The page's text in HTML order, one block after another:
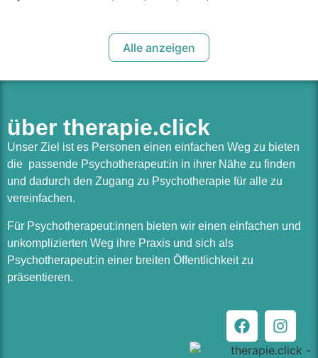
Alle anzeigen
über therapie.click
Unser Ziel ist es Personen einen einfachen Weg zu bieten
die passende Psychotherapeut:in in ihrer Nähe zu finden
und dadurch den Zugang zu Psychotherapie für alle zu
vereinfachen.
Für Psychotherapeut:innen bieten wir einen einfachen und
unkomplizierten Weg ihre Praxis und sich als
Psychotherapeut:in einer breiten Öffentlichkeit zu
präsentieren.